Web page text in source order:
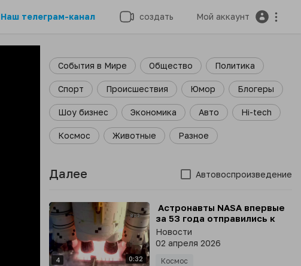
Наш телеграм-канал создать Мой аккаунт
События в Мире Общество Политика
Спорт Происшествия Юмор Блогеры
Шоу бизнес Экономика Авто Hi-tech
Космос Животные Разное
Далее Автовоспроизведение
4 0:32
⁣ Астронавты NASA впервые
за 53 года отправились к
Луне - стартовала миссия
«Артемида-2»
Новости
02 апреля 2026
Космос